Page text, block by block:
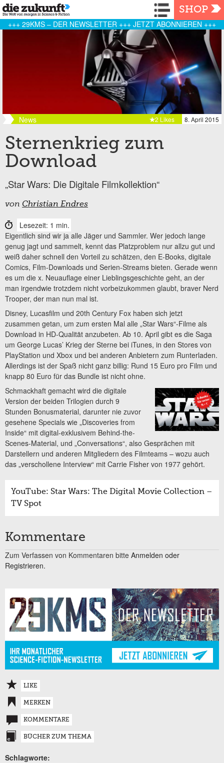
Navigation
SHOP
+++ 29KMS – DER NEWSLETTER +++ JETZT ABONNIEREN +++
News 8. April 2015
2 Likes
Sternenkrieg zum
Download
„Star Wars: Die Digitale Filmkollektion“
von Christian Endres
Lesezeit: 1 min.
Eigentlich sind wir ja alle Jäger und Sammler. Wer jedoch lange
genug jagt und sammelt, kennt das Platzproblem nur allzu gut und
weiß daher schnell den Vorteil zu schätzen, den E-Books, digitale
Comics, Film-Downloads und Serien-Streams bieten. Gerade wenn
es um die x. Neuauflage einer Lieblingsgeschichte geht, an der
man irgendwie trotzdem nicht vorbeizukommen glaubt, braver Nerd
Trooper, der man nun mal ist.
Disney, Lucasfilm und 20th Century Fox haben sich jetzt
zusammen getan, um zum ersten Mal alle „Star Wars“-Filme als
Download in HD-Qualität anzubeten. Ab 10. April gibt es die Saga
um George Lucas’ Krieg der Sterne bei iTunes, in den Stores von
PlayStation und Xbox und bei anderen Anbietern zum Runterladen.
Allerdings ist der Spaß nicht ganz billig: Rund 15 Euro pro Film und
knapp 80 Euro für das Bundle ist nicht ohne.
Schmackhaft gemacht wird die digitale
Version der beiden Trilogien durch 9
Stunden Bonusmaterial, darunter nie zuvor
gesehene Specials wie „Discoveries from
Inside“ mit digital-exklusivem Behind-the-
Scenes-Material, und „Conversations“, also Gesprächen mit
Darstellern und anderen Mitgliedern des Filmteams – wozu auch
das „verschollene Interview“ mit Carrie Fisher von 1977 gehört.
YouTube: Star Wars: The Digital Movie Collection –
TV Spot
Kommentare
Zum Verfassen von Kommentaren bitte Anmelden oder
Registrieren.
LIKE
MERKEN
KOMMENTARE
BÜCHER ZUM THEMA
Schlagworte: